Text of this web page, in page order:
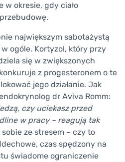
w okresie, gdy ciało
największym sabotażystą
ogóle. Kortyzol, który przy
się w zwiększonych
z progesteronem o te
jego działanie. Jak
dr Aviva Romm:
czy uciekasz przed
w pracy – reagują tak
ze stresem – czy to
czas spędzony na
świadome ograniczenie